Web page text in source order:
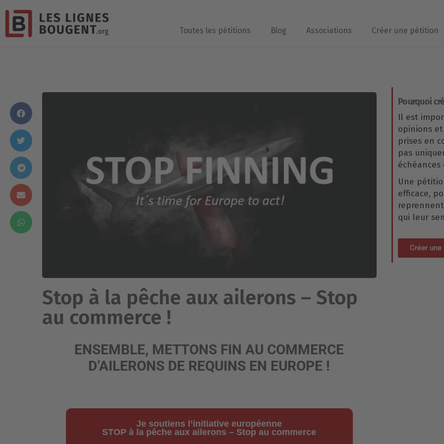
Toutes les pétitions Blog Associations Créer une pétition
Stop à la pêche aux ailerons – Stop
au commerce !
ENSEMBLE, METTONS FIN AU COMMERCE
D’AILERONS DE REQUINS EN EUROPE !
Je soutiens l’initiative européenne
STOP à la pêche aux ailerons – Stop au commerce
Pourquoi
Il est
opinions
prises en
pas
Une
efficace,
qui leur
Créer